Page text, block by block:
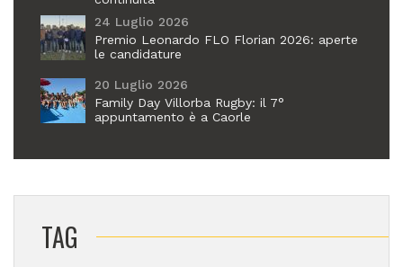
24 Luglio 2026
Premio Leonardo FLO Florian 2026: aperte
le candidature
20 Luglio 2026
Family Day Villorba Rugby: il 7°
appuntamento è a Caorle
TAG